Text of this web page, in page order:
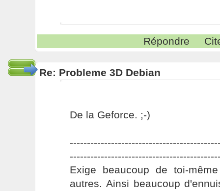
Répondre
Re: Probleme 3D Debian
De la Geforce. ;-)
Exige beaucoup de toi-
autres. Ainsi beaucoup